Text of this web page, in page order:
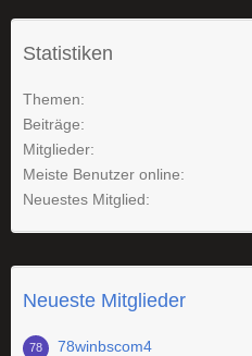
Statistiken
Themen
Beiträge
Mitglieder
Meiste Benutzer online
Neuestes Mitglied
Neueste Mitglieder
78winbscom4